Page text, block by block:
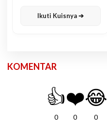
Ikuti Kuisnya ➔
KOMENTAR
👍
0
❤️
0
😂
0